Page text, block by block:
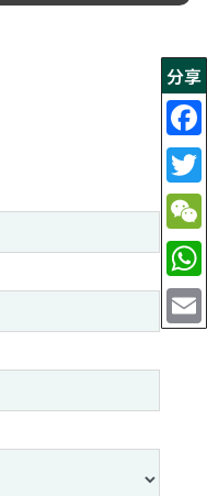
分享